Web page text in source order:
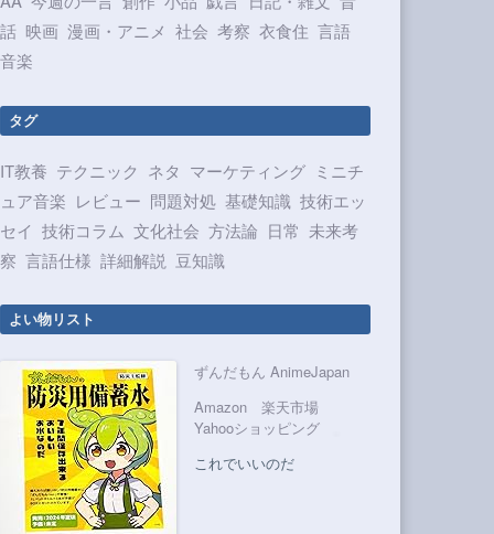
話 映画 漫画・アニメ 社会 考察 衣食住 言語
音楽
タグ
IT教養 テクニック ネタ マーケティング ミニチ
ュア音楽 レビュー 問題対処 基礎知識 技術エッ
セイ 技術コラム 文化社会 方法論 日常 未来考
察 言語仕様 詳細解説 豆知識
よい物リスト
ずんだもん AnimeJapan
Amazon
楽天市場
Yahooショッピング
これでいいのだ